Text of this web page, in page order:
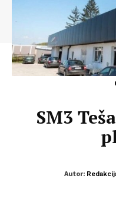
SM3
Autor: